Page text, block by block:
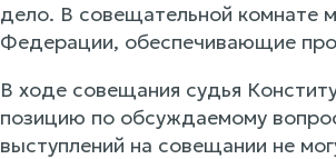
дело. В совещательной комнате
Федерации, обеспечивающие
В ходе совещания судья
позицию по обсуждаемому
выступлений на совещании не